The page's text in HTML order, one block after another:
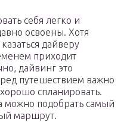
себя легко и
освоены. Хотя
дайверу
приходит
дайвинг это
путешествием важно
спланировать.
подобрать самый
маршрут.